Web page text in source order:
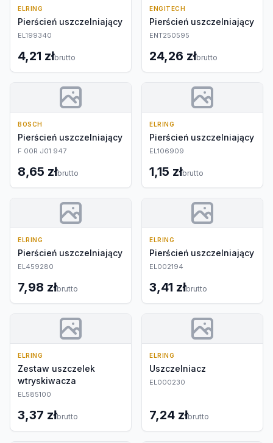
ELRING
Pierścień uszczelniający
EL199340
4,21 złbrutto
ENGITECH
Pierścień uszczelniający
ENT250595
24,26 złbrutto
BOSCH
Pierścień uszczelniający
F 00R J01 947
8,65 złbrutto
ELRING
Pierścień uszczelniający
EL106909
1,15 złbrutto
ELRING
Pierścień uszczelniający
EL459280
7,98 złbrutto
ELRING
Pierścień uszczelniający
EL002194
3,41 złbrutto
ELRING
Zestaw uszczelek
wtryskiwacza
EL585100
3,37 złbrutto
ELRING
Uszczelniacz
EL000230
7,24 złbrutto